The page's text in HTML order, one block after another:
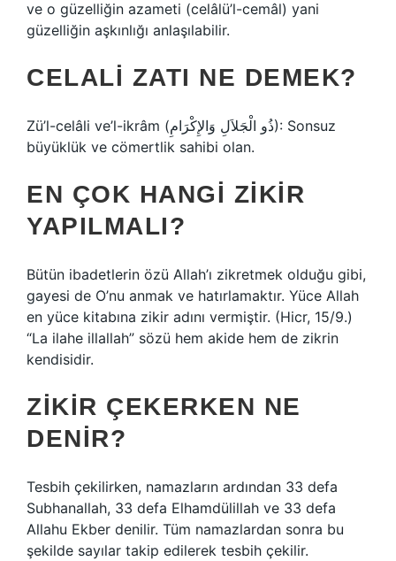
ve o güzelliğin azameti (celâlü’l-cemâl) yani
güzelliğin aşkınlığı anlaşılabilir.
CELALI ZATI NE DEMEK?
Zü’l-celâli ve’l-ikrâm (ذُو الْجَلاَلِ وَالإِكْرَامِ): Sonsuz
büyüklük ve cömertlik sahibi olan.
EN ÇOK HANGI ZIKIR
YAPILMALI?
Bütün ibadetlerin özü Allah’ı zikretmek olduğu gibi,
gayesi de O’nu anmak ve hatırlamaktır. Yüce Allah
en yüce kitabına zikir adını vermiştir. (Hicr, 15/9.)
“La ilahe illallah” sözü hem akide hem de zikrin
kendisidir.
ZIKIR ÇEKERKEN NE
DENIR?
Tesbih çekilirken, namazların ardından 33 defa
Subhanallah, 33 defa Elhamdülillah ve 33 defa
Allahu Ekber denilir. Tüm namazlardan sonra bu
şekilde sayılar takip edilerek tesbih çekilir.